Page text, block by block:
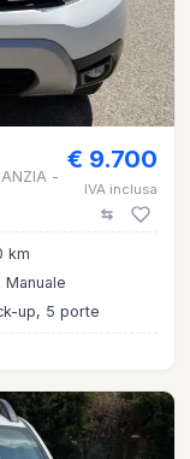
-
€ 9.700
IVA inclusa
km
Manuale
up, 5 porte